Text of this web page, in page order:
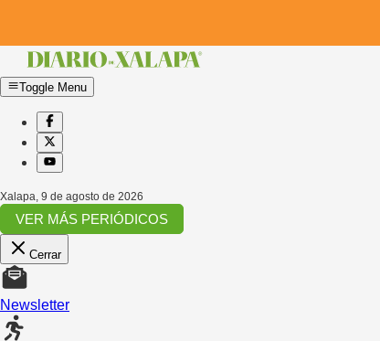
Toggle Menu
Xalapa, 9 de agosto de 2026
VER MÁS PERIÓDICOS
Cerrar
Newsletter